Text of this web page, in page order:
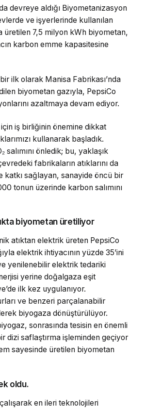
devreye aldığı Biyometanizasyon
ve işyerlerinde kullanılan
üretilen 7,5 milyon kWh biyometan,
karbon emme kapasitesine
ilk olarak Manisa Fabrikası’nda
biyometan gazıyla, PepsiCo
azaltmaya devam ediyor.
iş birliğinin önemine dikkat
kullanarak başladık.
önledik; bu, yaklaşık
fabrikaların atıklarını da
sağlayan, sanayide öncü bir
tonun üzerinde karbon salımını
biyometan üretiliyor
atıktan elektrik üreten PepsiCo
elektrik ihtiyacının yüzde 35’ini
yenilenebilir elektrik tedariki
yerine doğalgaza eşit
ilk kez uygulanıyor.
ve benzeri parçalanabilir
biyogaza dönüştürülüyor.
sonrasında tesisin en önemli
dizi saflaştırma işleminden geçiyor
sayesinde üretilen biyometan
oldu.
en ileri teknolojileri